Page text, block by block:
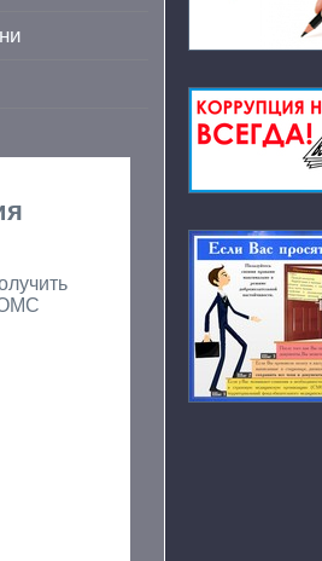
ОМС